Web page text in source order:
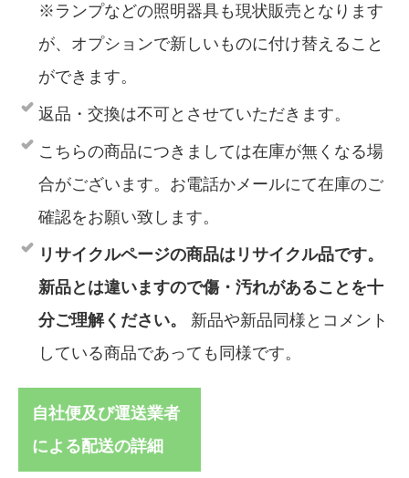
※ランプなどの照明器具も現状販売となります
が、オプションで新しいものに付け替えること
ができます。
返品・交換は不可とさせていただきます。
こちらの商品につきましては在庫が無くなる場
合がございます。お電話かメールにて在庫のご
確認をお願い致します。
リサイクルページの商品はリサイクル品です。
新品とは違いますので傷・汚れがあることを十
分ご理解ください。
新品や新品同様とコメント
している商品であっても同様です。
自社便及び運送業者
による配送の詳細